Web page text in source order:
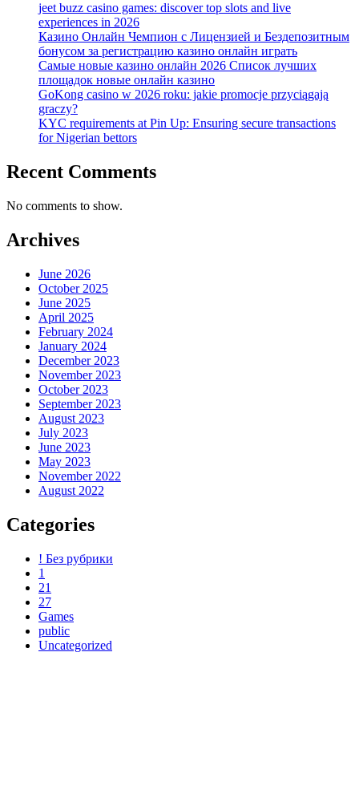
jeet buzz casino games: discover top slots and live
experiences in 2026
Казино Онлайн Чемпион с Лицензией и Бездепозитным
бонусом за регистрацию казино онлайн играть
Самые новые казино онлайн 2026 Список лучших
площадок новые онлайн казино
GoKong casino w 2026 roku: jakie promocje przyciągają
graczy?
KYC requirements at Pin Up: Ensuring secure transactions
for Nigerian bettors
Recent Comments
No comments to show.
Archives
June 2026
October 2025
June 2025
April 2025
February 2024
January 2024
December 2023
November 2023
October 2023
September 2023
August 2023
July 2023
June 2023
May 2023
November 2022
August 2022
Categories
! Без рубрики
1
21
27
Games
public
Uncategorized